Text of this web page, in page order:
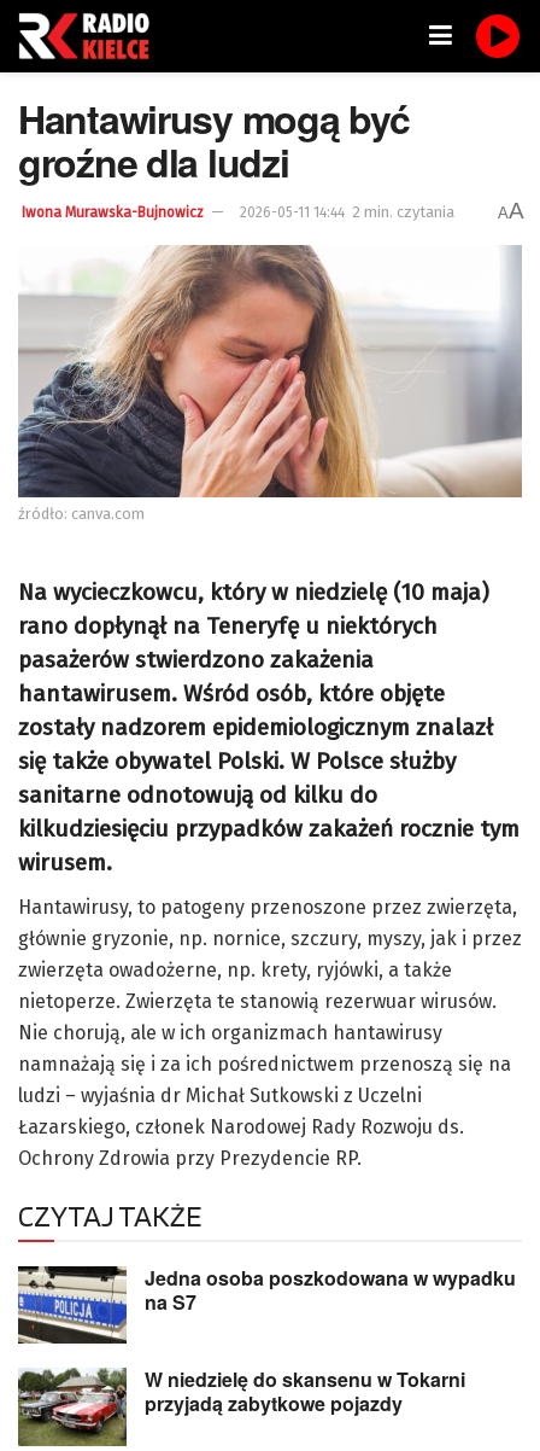
Hantawirusy mogą być
groźne dla ludzi
Iwona Murawska-Bujnowicz 2026-05-11 14:44 2 min. czytania AA
źródło: canva.com
Na wycieczkowcu, który w niedzielę (10 maja)
rano dopłynął na Teneryfę u niektórych
pasażerów stwierdzono zakażenia
hantawirusem. Wśród osób, które objęte
zostały nadzorem epidemiologicznym znalazł
się także obywatel Polski. W Polsce służby
sanitarne odnotowują od kilku do
kilkudziesięciu przypadków zakażeń rocznie tym
wirusem.
Hantawirusy, to patogeny przenoszone przez zwierzęta,
głównie gryzonie, np. nornice, szczury, myszy, jak i przez
zwierzęta owadożerne, np. krety, ryjówki, a także
nietoperze. Zwierzęta te stanowią rezerwuar wirusów.
Nie chorują, ale w ich organizmach hantawirusy
namnażają się i za ich pośrednictwem przenoszą się na
ludzi – wyjaśnia dr Michał Sutkowski z Uczelni
Łazarskiego, członek Narodowej Rady Rozwoju ds.
Ochrony Zdrowia przy Prezydencie RP.
CZYTAJ TAKŻE
Jedna osoba poszkodowana w wypadku
na S7
W niedzielę do skansenu w Tokarni
przyjadą zabytkowe pojazdy